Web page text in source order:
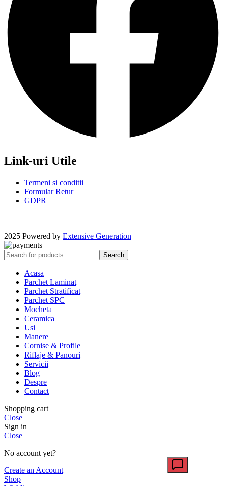
Link-uri Utile
Termeni si conditii
Formular Retur
GDPR
2025 Powered by Extensive Generation
Search
Acasa
Parchet Laminat
Parchet Stratificat
Parchet SPC
Mocheta
Ceramica
Usi
Manere
Cornise & Profile
Riflaje & Panouri
Servicii
Blog
Despre
Contact
Shopping cart
Close
Sign in
Close
No account yet?
Create an Account
Shop